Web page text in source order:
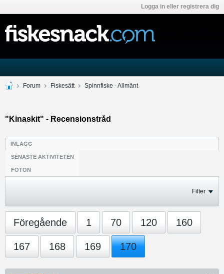
Logga in eller registrera dig
Forum Fiskesätt Spinnfiske - Allmänt
"Kinaskit" - Recensionstråd
INLÄGG
SENASTE AKTIVITETEN
FOTON
Filter
Föregående 1 70 120 160
167 168 169 170